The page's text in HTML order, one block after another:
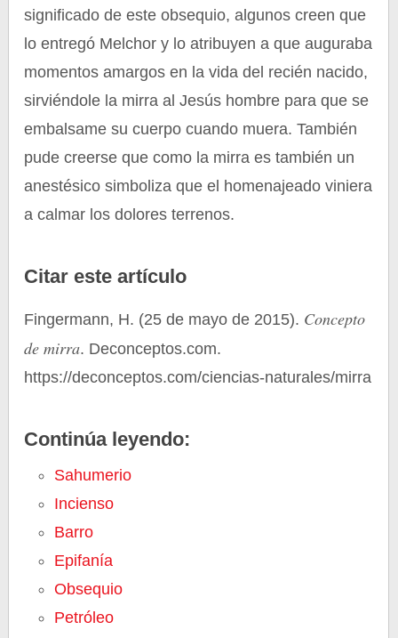
significado de este obsequio, algunos creen que
lo entregó Melchor y lo atribuyen a que auguraba
momentos amargos en la vida del recién nacido,
sirviéndole la mirra al Jesús hombre para que se
embalsame su cuerpo cuando muera. También
pude creerse que como la mirra es también un
anestésico simboliza que el homenajeado viniera
a calmar los dolores terrenos.
Citar este artículo
Fingermann, H. (25 de mayo de 2015). Concepto
de mirra. Deconceptos.com.
https://deconceptos.com/ciencias-naturales/mirra
Continúa leyendo:
Sahumerio
Incienso
Barro
Epifanía
Obsequio
Petróleo